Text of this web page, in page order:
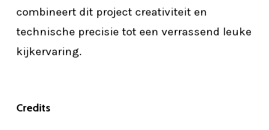
combineert dit project creativiteit en
technische precisie tot een verrassend leuke
kijkervaring.
Credits